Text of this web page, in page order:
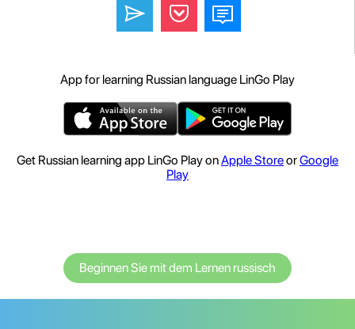
App for learning Russian language LinGo Play
Get Russian learning app LinGo Play onApple StoreorGoogle
Play
Beginnen Sie mit dem Lernen russisch